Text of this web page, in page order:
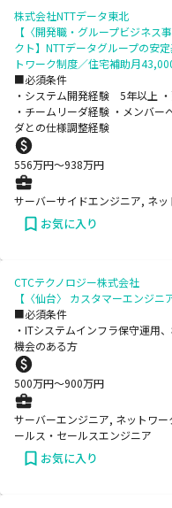
株式会社NTTデータ東北
【〈開発職・グループビジネス
クト】NTTデータグループの安
トワーク制度／住宅補助月
■必須条件
・システム開発経験 5年以上
・チームリーダ経験 ・メンバ
ダとの仕様調整経験
556万円〜938万円
サーバーサイドエンジニア, ネ
お気に入り
CTCテクノロジー株式会社
【〈仙台〉 カスタマーエンジニ
■必須条件
・ITシステムインフラ保守運用
機会のある方
500万円〜900万円
サーバーエンジニア, ネットワ
ールス・セールスエンジニア
お気に入り